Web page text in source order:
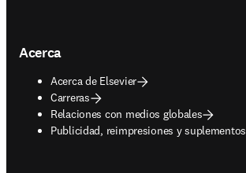
Acerca
Acerca de Elsevier
Carreras
Relaciones con medios globales
Publicidad, reimpresiones y suplementos
opens in new tab/window